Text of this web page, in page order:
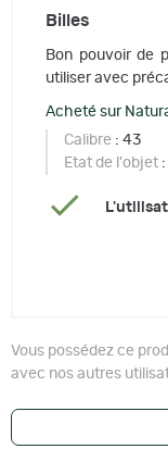
Billes
Bon pouvoir de
utiliser avec
Acheté sur
Calibre : 43
Etat de l'objet
Vous possédez ce
avec nos autres